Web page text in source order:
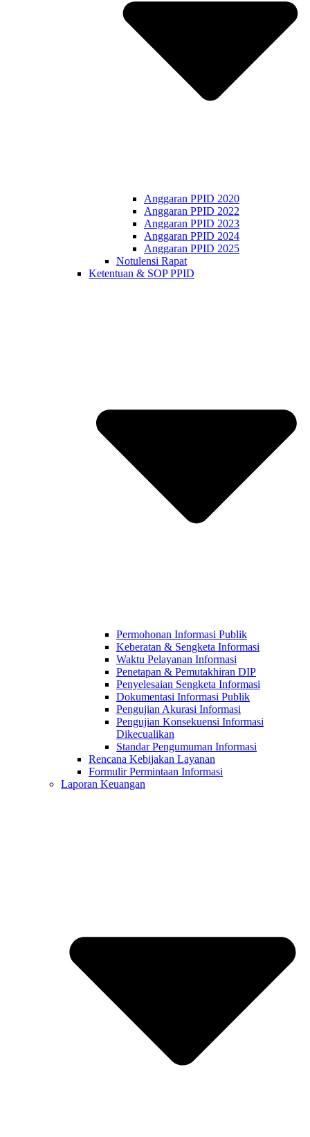
Anggaran PPID 2020
Anggaran PPID 2022
Anggaran PPID 2023
Anggaran PPID 2024
Anggaran PPID 2025
Notulensi Rapat
Ketentuan & SOP PPID
Permohonan Informasi Publik
Keberatan & Sengketa Informasi
Waktu Pelayanan Informasi
Penetapan & Pemutakhiran DIP
Penyelesaian Sengketa Informasi
Dokumentasi Informasi Publik
Pengujian Akurasi Informasi
Pengujian Konsekuensi Informasi
Dikecualikan
Standar Pengumuman Informasi
Rencana Kebijakan Layanan
Formulir Permintaan Informasi
Laporan Keuangan